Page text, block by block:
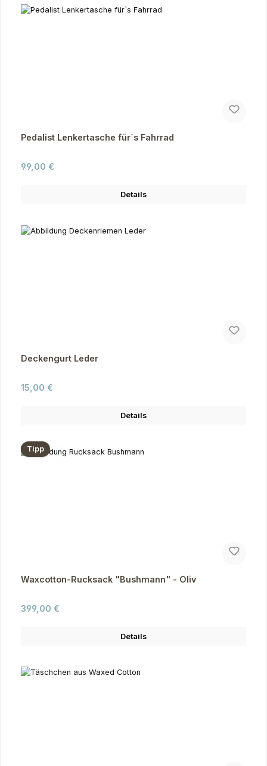
Pedalist Lenkertasche für`s Fahrrad
Regulärer Preis:
99,00 €
Details
Deckengurt Leder
Regulärer Preis:
15,00 €
Details
Tipp
Waxcotton-Rucksack "Bushmann" - Oliv
Regulärer Preis:
399,00 €
Details